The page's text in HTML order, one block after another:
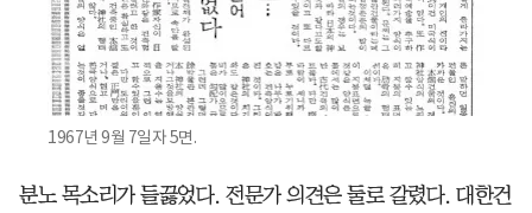
1967년 9월 7일자 5면.
분노 목소리가 들끓었다. 전문가 의견은 둘로 갈렸다. 대한건